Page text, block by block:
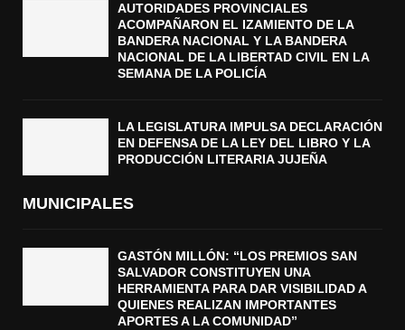
AUTORIDADES PROVINCIALES
ACOMPAÑARON EL IZAMIENTO DE LA
BANDERA NACIONAL Y LA BANDERA
NACIONAL DE LA LIBERTAD CIVIL EN LA
SEMANA DE LA POLICÍA
LA LEGISLATURA IMPULSA DECLARACIÓN
EN DEFENSA DE LA LEY DEL LIBRO Y LA
PRODUCCIÓN LITERARIA JUJEÑA
MUNICIPALES
GASTÓN MILLÓN: “LOS PREMIOS SAN
SALVADOR CONSTITUYEN UNA
HERRAMIENTA PARA DAR VISIBILIDAD A
QUIENES REALIZAN IMPORTANTES
APORTES A LA COMUNIDAD”